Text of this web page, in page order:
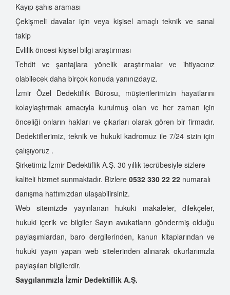
Kayıp şahıs araması
Çekişmeli davalar için veya kişisel amaçlı teknik ve sanal
takip
Evlilik öncesi kişisel bilgi araştırması
Tehdit ve şantajlara yönelik araştırmalar ve ihtiyacınız
olabilecek daha birçok konuda yanınızdayız.
İzmir Özel Dedektiflik Bürosu, müşterilerimizin hayatlarını
kolaylaştırmak amacıyla kurulmuş olan ve her zaman için
önceliği onların hakları ve çıkarları olarak gören bir firmadır.
Dedektiflerimiz, teknik ve hukuki kadromuz ile 7/24 sizin için
çalışıyoruz .
Şirketimiz İzmir Dedektiflik A.Ş. 30 yıllık tecrübesiyle sizlere
kaliteli hizmet sunmaktadır. Bizlere 0532 330 22 22 numaralı
danışma hattımızdan ulaşabilirsiniz.
Web sitemizde yayınlanan hukuki makaleler, dilekçeler,
hukuki içerik ve bilgiler Sayın avukatların göndermiş olduğu
paylaşımlardan, baro dergilerinden, kanun kitaplarından ve
hukuki yayın yapan web sitelerinden alınarak okurlarımızla
paylaşılan bilgilerdir.
Saygılarımızla İzmir Dedektiflik A.Ş.